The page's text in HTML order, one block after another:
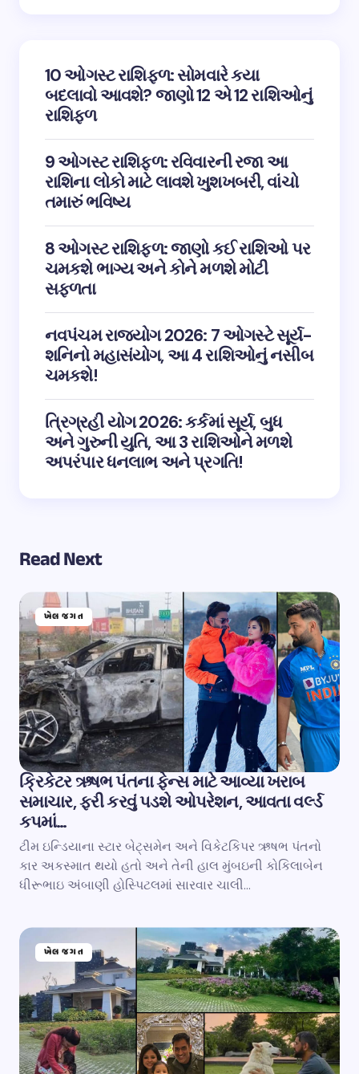
10 ઓગસ્ટ રાશિફળ: સોમવારે કયા
બદલાવો આવશે? જાણો 12 એ 12 રાશિઓનું
રાશિફળ
9 ઓગસ્ટ રાશિફળ: રવિવારની રજા આ
રાશિના લોકો માટે લાવશે ખુશખબરી, વાંચો
તમારું ભવિષ્ય
8 ઓગસ્ટ રાશિફળ: જાણો કઈ રાશિઓ પર
ચમકશે ભાગ્ય અને કોને મળશે મોટી
સફળતા
નવપંચમ રાજયોગ 2026: 7 ઓગસ્ટે સૂર્ય-
શનિનો મહાસંયોગ, આ 4 રાશિઓનું નસીબ
ચમકશે!
ત્રિગ્રહી યોગ 2026: કર્કમાં સૂર્ય, બુધ
અને ગુરુની યુતિ, આ 3 રાશિઓને મળશે
અપરંપાર ધનલાભ અને પ્રગતિ!
Read Next
ખેલ જગત
ક્રિકેટર ઋષભ પંતના ફેન્સ માટે આવ્યા ખરાબ
સમાચાર, ફરી કરવું પડશે ઓપરેશન, આવતા વર્લ્ડ
કપમાં…
ટીમ ઇન્ડિયાના સ્ટાર બેટ્સમેન અને વિકેટકિપર ઋષભ પંતનો
કાર અકસ્માત થયો હતો અને તેની હાલ મુંબઇની કોકિલાબેન
ધીરૂભાઇ અંબાણી હોસ્પિટલમાં સારવાર ચાલી…
ખેલ જગત